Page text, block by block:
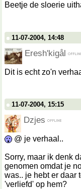
Beetje de sloerie
11-07-2004, 14:48
Eresh'kigål
Dit is echt zo'n
11-07-2004, 15:15
Dzjes
@ je verhaal..
Sorry, maar ik denk
genomen omdat je
was.. je hebt er daar
'verliefd' op hem?